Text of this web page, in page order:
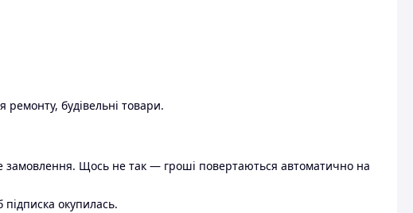
будівельні товари.
замовлення. Щось не так — гроші повертаються автоматично на
окупилась.